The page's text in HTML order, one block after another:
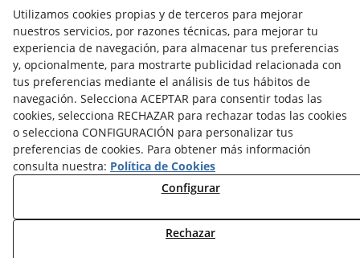
NOTICIAS FOTOVOLTAICA
NOTICIAS CLIMATIZACIÓN
NOTICIAS CALEFACCIÓN
NOTICIAS BIOMASA
NOTICIAS VENTILACIÓN
NOTICIAS ACS
TARIFAS FABRICANTES
NOVEDADES
MI CUENTA
CONTÁCTANOS
Utilizamos cookies propias y de terceros para mejorar
nuestros servicios, por razones técnicas, para mejorar tu
experiencia de navegación, para almacenar tus preferencias
y, opcionalmente, para mostrarte publicidad relacionada con
tus preferencias mediante el análisis de tus hábitos de
navegación. Selecciona ACEPTAR para consentir todas las
cookies, selecciona RECHAZAR para rechazar todas las cookies
o selecciona CONFIGURACIÓN para personalizar tus
preferencias de cookies. Para obtener más información
consulta nuestra: Política de Cookies
Configurar
Rechazar